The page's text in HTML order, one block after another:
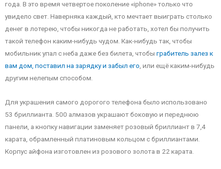
года. В это время четвертое поколение «iphone» только что
увидело свет. Наверняка каждый, кто мечтает выиграть столько
денег в лотерею, чтобы никогда не работать, хотел бы получить
такой телефон каким-нибудь чудом. Как-нибудь так, чтобы
мобильник упал с неба даже без билета, чтобы грабитель залез к
вам дом, поставил на зарядку и забыл его , или ещё каким-нибудь
другим нелепым способом.
Для украшения самого дорогого телефона было использовано
53 бриллианта. 500 алмазов украшают боковую и переднюю
панели, а кнопку навигации заменяет розовый бриллиант в 7,4
карата, обрамленный платиновым кольцом с бриллиантами.
Корпус айфона изготовлен из розового золота в 22 карата.